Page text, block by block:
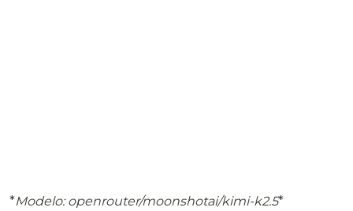
*Modelo: openrouter/moonshotai/kimi-k2.5*